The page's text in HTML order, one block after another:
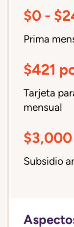
$0 -
Prima
$421
Tarjeta
mensual
$3,000
Subsidio